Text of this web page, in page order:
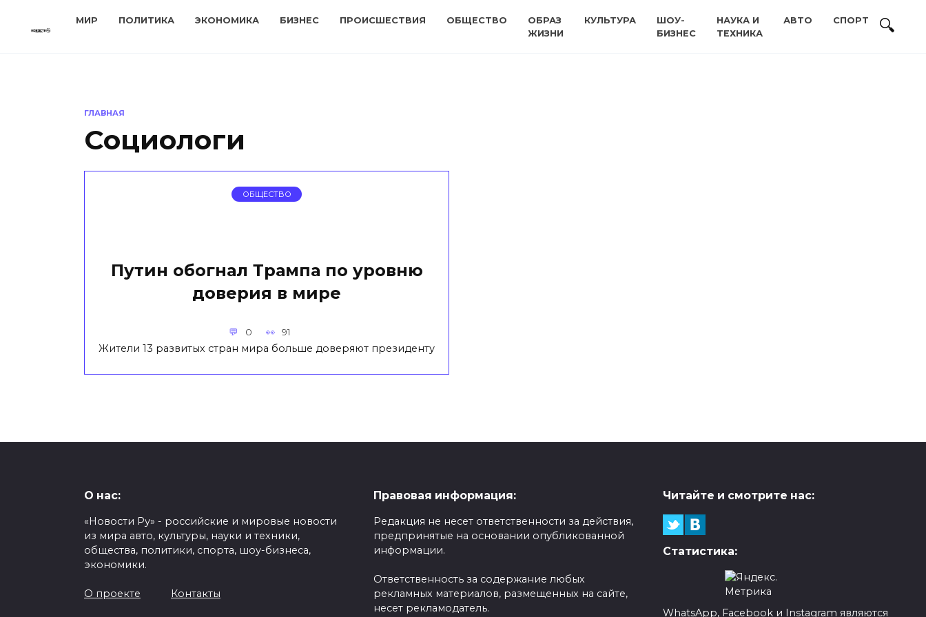
МИР ПОЛИТИКА ЭКОНОМИКА БИЗНЕС ПРОИСШЕСТВИЯ ОБЩЕСТВО
ОБРАЗ
ЖИЗНИ
КУЛЬТУРА
ШОУ-
БИЗНЕС
НАУКА И
ТЕХНИКА
АВТО СПОРТ
ГЛАВНАЯ
Социологи
ОБЩЕСТВО
Путин обогнал Трампа по уровню
доверия в мире
0 91
Жители 13 развитых стран мира больше доверяют президенту
О нас:
«Новости Ру» - российские и мировые новости
из мира авто, культуры, науки и техники,
общества, политики, спорта, шоу-бизнеса,
экономики.
О проекте Контакты
Правовая информация:
Редакция не несет ответственности за действия,
предпринятые на основании опубликованной
информации.
Ответственность за содержание любых
рекламных материалов, размещенных на сайте,
несет рекламодатель.
Читайте и смотрите нас:
Статистика:
WhatsApp, Facebook и Instagram являются